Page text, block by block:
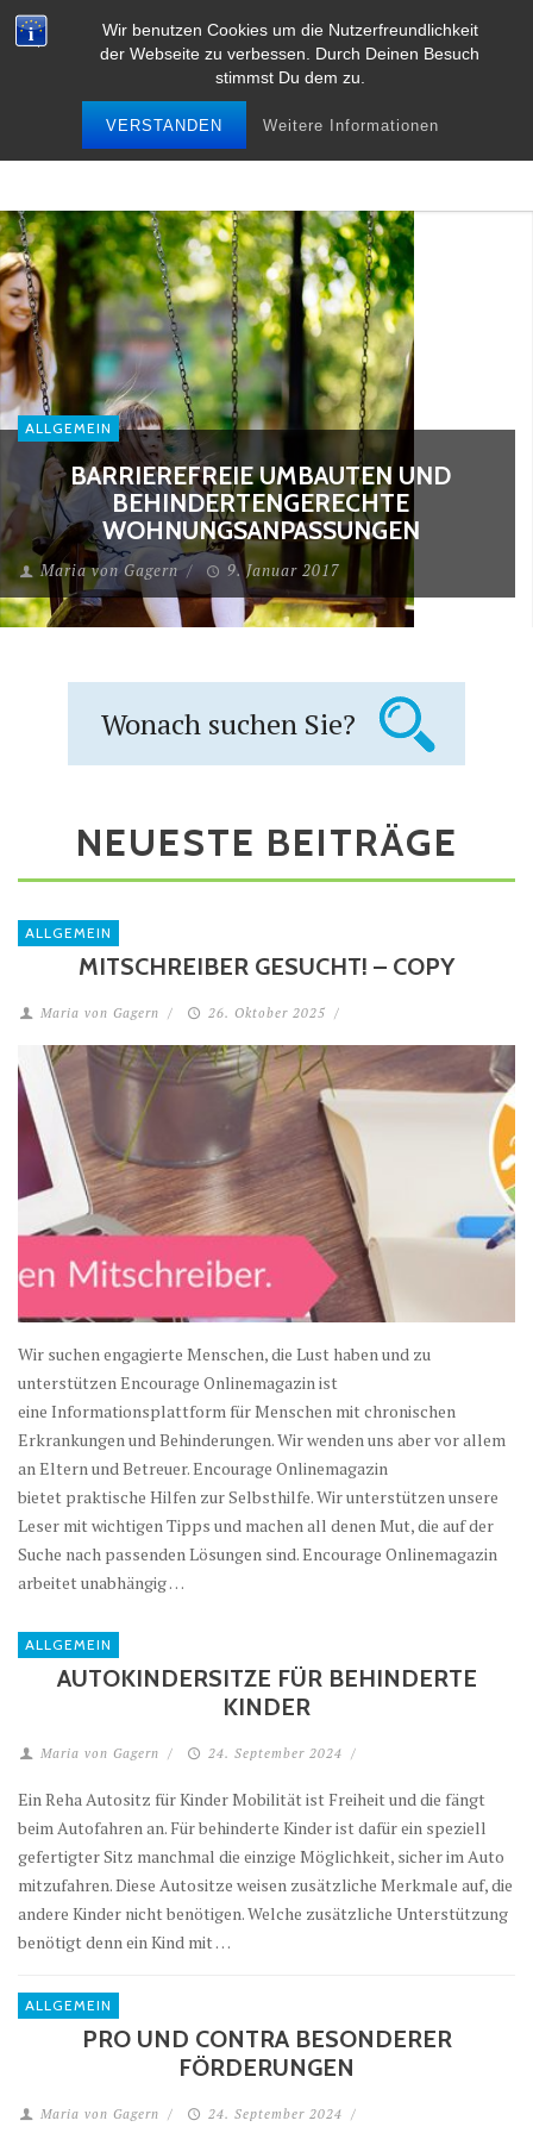
Wir benutzen Cookies um die Nutzerfreundlichkeit
der Webseite zu verbessen. Durch Deinen Besuch
stimmst Du dem zu.
VERSTANDEN Weitere Informationen
ALLGEMEIN
BARRIEREFREIE UMBAUTEN UND
BEHINDERTENGERECHTE
WOHNUNGSANPASSUNGEN
Maria von Gagern / 9. Januar 2017
NEUESTE BEITRÄGE
ALLGEMEIN
MITSCHREIBER GESUCHT! – COPY
Maria von Gagern / 26. Oktober 2025 /
Wir suchen engagierte Menschen, die Lust haben und zu
unterstützen Encourage Onlinemagazin ist
eine Informationsplattform für Menschen mit chronischen
Erkrankungen und Behinderungen. Wir wenden uns aber vor allem
an Eltern und Betreuer. Encourage Onlinemagazin
bietet praktische Hilfen zur Selbsthilfe. Wir unterstützen unsere
Leser mit wichtigen Tipps und machen all denen Mut, die auf der
Suche nach passenden Lösungen sind. Encourage Onlinemagazin
arbeitet unabhängig …
ALLGEMEIN
AUTOKINDERSITZE FÜR BEHINDERTE
KINDER
Maria von Gagern / 24. September 2024 /
Ein Reha Autositz für Kinder Mobilität ist Freiheit und die fängt
beim Autofahren an. Für behinderte Kinder ist dafür ein speziell
gefertigter Sitz manchmal die einzige Möglichkeit, sicher im Auto
mitzufahren. Diese Autositze weisen zusätzliche Merkmale auf, die
andere Kinder nicht benötigen. Welche zusätzliche Unterstützung
benötigt denn ein Kind mit …
ALLGEMEIN
PRO UND CONTRA BESONDERER
FÖRDERUNGEN
Maria von Gagern / 24. September 2024 /